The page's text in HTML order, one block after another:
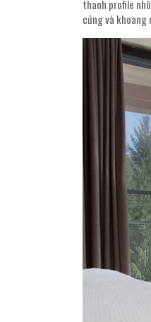
thanh profile
cứng và khoang